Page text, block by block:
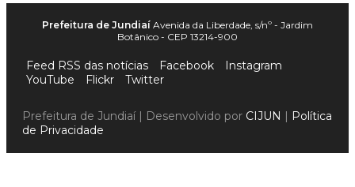
Prefeitura de Jundiaí Avenida da Liberdade, s/nº - Jardim
Botânico - CEP 13214-900
Feed RSS das notícias Facebook
Instagram
YouTube
Flickr Twitter
Prefeitura de Jundiaí | Desenvolvido por CIJUN | Política
de Privacidade